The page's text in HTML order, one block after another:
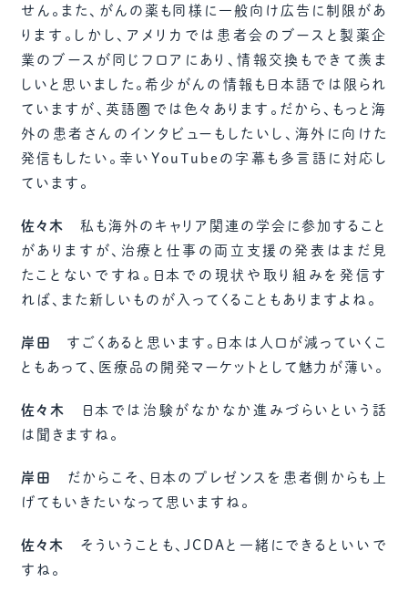
せん。また、がんの薬も同様に一般向け広告に制限があ
ります。しかし、アメリカでは患者会のブースと製薬企
業のブースが同じフロアにあり、情報交換もできて羨ま
しいと思いました。希少がんの情報も日本語では限られ
ていますが、英語圏では色々あります。だから、もっと海
外の患者さんのインタビューもしたいし、海外に向けた
発信もしたい。幸いYouTubeの字幕も多言語に対応し
ています。
佐々木
私も海外のキャリア関連の学会に参加すること
がありますが、治療と仕事の両立支援の発表はまだ見
たことないですね。日本での現状や取り組みを発信す
れば、また新しいものが入ってくることもありますよね。
岸田
すごくあると思います。日本は人口が減っていくこ
ともあって、医療品の開発マーケットとして魅力が薄い。
佐々木
日本では治験がなかなか進みづらいという話
は聞きますね。
岸田
だからこそ、日本のプレゼンスを患者側からも上
げてもいきたいなって思いますね。
佐々木
そういうことも、JCDAと一緒にできるといいで
すね。